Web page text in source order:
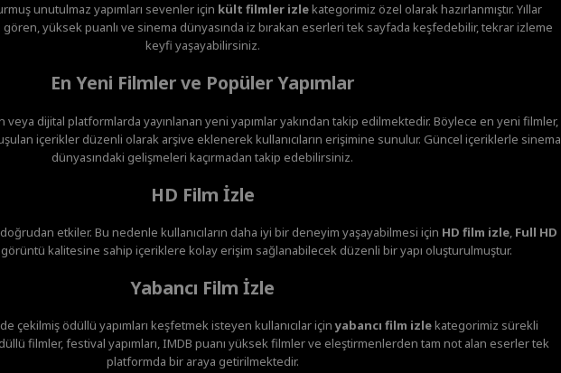
unutulmaz yapımları sevenler için kült filmler izlekategorimiz özel olarak hazırlanmıştır. Yıllar
yüksek puanlı ve sinema dünyasında iz bırakan eserleri tek sayfada keşfedebilir, tekrar izleme
keyfi yaşayabilirsiniz.
En Yeni Filmler ve Popüler Yapımlar
dijital platformlarda yayınlanan yeni yapımlar yakından takip edilmektedir. Böylece en yeni filmler,
içerikler düzenli olarak arşive eklenerek kullanıcıların erişimine sunulur. Güncel içeriklerle sinema
dünyasındaki gelişmeleri kaçırmadan takip edebilirsiniz.
HD Film İzle
etkiler. Bu nedenle kullanıcıların daha iyi bir deneyim yaşayabilmesi için HD film izle, Full HD
kalitesine sahip içeriklere kolay erişim sağlanabilecek düzenli bir yapı oluşturulmuştur.
Yabancı Film İzle
çekilmiş ödüllü yapımları keşfetmek isteyen kullanıcılar içinyabancı film izlekategorimiz sürekli
filmler, festival yapımları, IMDB puanı yüksek filmler ve eleştirmenlerden tam not alan eserler tek
platformda bir araya getirilmektedir.